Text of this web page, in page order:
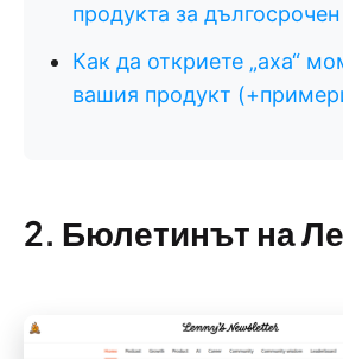
продукта за дългосрочен
Как да откриете „аха“
вашия продукт
2. Бюлетинът на